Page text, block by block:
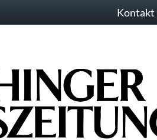
Kontakt